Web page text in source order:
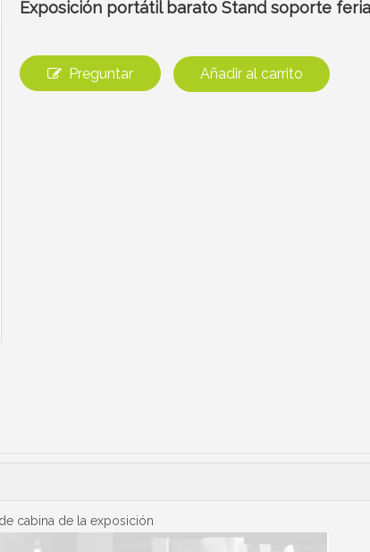
Exposición portátil barato Stand soporte
Preguntar Añadir al carrito
cabina de la exposición